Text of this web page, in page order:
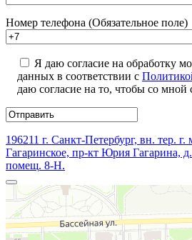
Номер телефона (Обязательное поле)
Я даю согласие на обработку
данных в соответствии с
даю согласие на то, чтобы со мной
196211 г. Санкт-Петербург, вн. тер.
Гагаринское, пр-кт Юрия Гагарина,
помещ. 8-Н.